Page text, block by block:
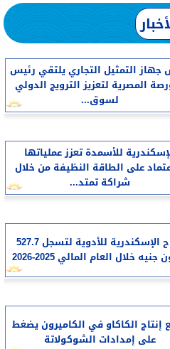
جهاز التمثيل التجاري يلتقي رئيس
المصرية لتعزيز الترويج الدولي
لسوق...
للأسمدة تعزز عملياتها
على الطاقة النظيفة من خلال
شراكة تمتد...
أرباح الإسكندرية للأدوية لتسجل 527.7
خلال العام المالي 2025-2026
إنتاج الكاكاو في الكاميرون يضغط
على إمدادات الشوكولاتة